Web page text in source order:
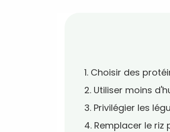
1. Choisir des
2. Utiliser moins
3. Privilégier les
4. Remplacer le